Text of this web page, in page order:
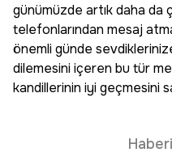
günümüzde artık daha da
telefonlarından mesaj
önemli günde
dilemesini içeren bu tür
kandillerinin iyi geçmesini